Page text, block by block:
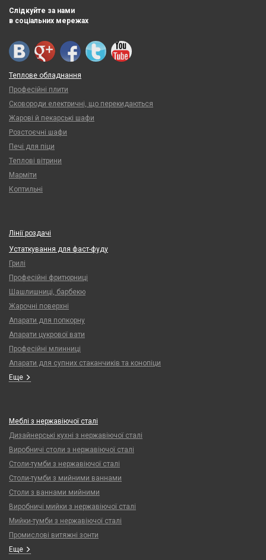
Слідкуйте за нами
в соціальних мережах
Теплове обладнання
Професійні плити
Сковороди електричні, що перекидаються
Жарові й пекарські шафи
Розстоєчні шафи
Печі для піци
Теплові вітрини
Марміти
Коптильні
Лінії роздачі
Устаткування для фаст-фуду
Грилі
Професійні фритюрниці
Шашлишниці, барбекю
Жарочні поверхні
Апарати для попкорну
Апарати цукрової вати
Професійні млинниці
Апарати для супних стаканчиків та конопіци
Еще
Меблі з нержавіючої сталі
Дизайнерські кухні з нержавіючої сталі
Виробничі столи з нержавіючої сталі
Столи-тумби з нержавіючої сталі
Столи-тумби з мийними ваннами
Столи з ваннами мийними
Виробничі мийки з нержавіючої сталі
Мийки-тумби з нержавіючої сталі
Промислові витяжні зонти
Еще